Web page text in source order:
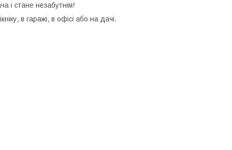
і стане незабутнім!
в гаражі, в офісі або на дачі.